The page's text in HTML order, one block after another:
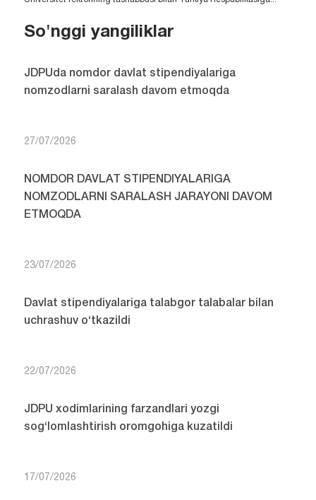
So'nggi yangiliklar
JDPUda nomdor davlat stipendiyalariga
nomzodlarni saralash davom etmoqda
27/07/2026
NOMDOR DAVLAT STIPENDIYALARIGA
NOMZODLARNI SARALASH JARAYONI DAVOM
ETMOQDA
23/07/2026
Davlat stipendiyalariga talabgor talabalar bilan
uchrashuv o‘tkazildi
22/07/2026
JDPU xodimlarining farzandlari yozgi
sog‘lomlashtirish oromgohiga kuzatildi
17/07/2026